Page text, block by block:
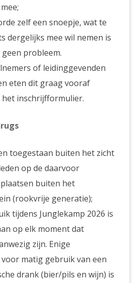
zelf een snoepje, wat te
dergelijks mee wil nemen is
probleem.
of leidinggevenden
eten dit graag vooraf
het inschrijfformulier.
toegestaan buiten het zicht
op de daarvoor
buiten het
(rookvrije generatie);
tijdens Junglekamp 2026 is
op elk moment dat
zijn. Enige
matig gebruik van een
drank (bier/pils en wijn) is